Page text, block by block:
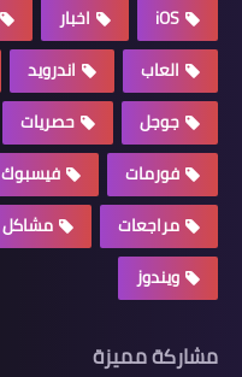
iOS اخبار
العاب
اندرويد
جوجل
حصريات
فورمات
فيسبوك
مراجعات
مشاكل
ويندوز
مشاركة مميزة